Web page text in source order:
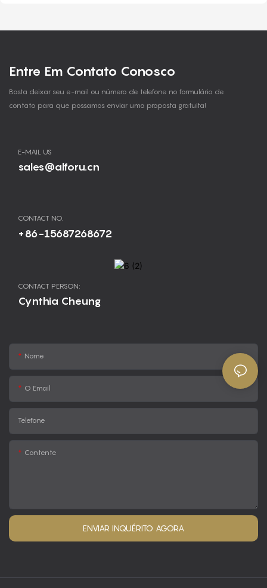
Entre Em Contato Conosco
Basta deixar seu e-mail ou número de telefone no formulário de
contato para que possamos enviar uma proposta gratuita!
E-MAIL US
sales@alforu.cn
CONTACT NO.
+86-15687268672
CONTACT PERSON:
Cynthia Cheung
Nome
O Email
Telefone
Contente
ENVIAR INQUÉRITO AGORA